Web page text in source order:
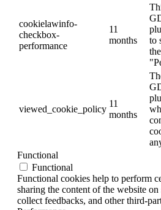
cookielawinfo-
checkbox-
performance
11
months
to
viewed_cookie_policy
11
months
Functional
Functional
Functional cookies help to perform
sharing the content of the website
collect feedbacks, and other third-